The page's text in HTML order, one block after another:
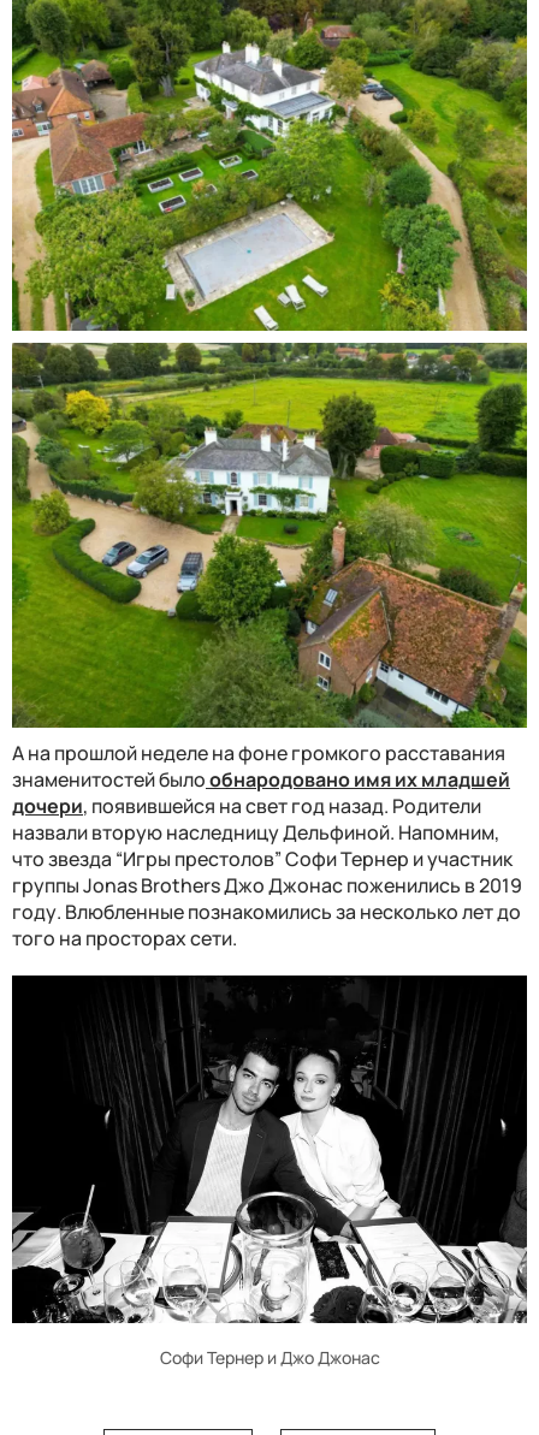
А на прошлой неделе на фоне громкого расставания
знаменитостей былообнародовано имя их младшей
дочери, появившейся на свет год назад. Родители
назвали вторую наследницу Дельфиной. Напомним,
что звезда “Игры престолов” Софи Тернер и участник
группы Jonas Brothers Джо Джонас поженились в 2019
году. Влюбленные познакомились за несколько лет до
того на просторах сети.
Софи Тернер и Джо Джонас